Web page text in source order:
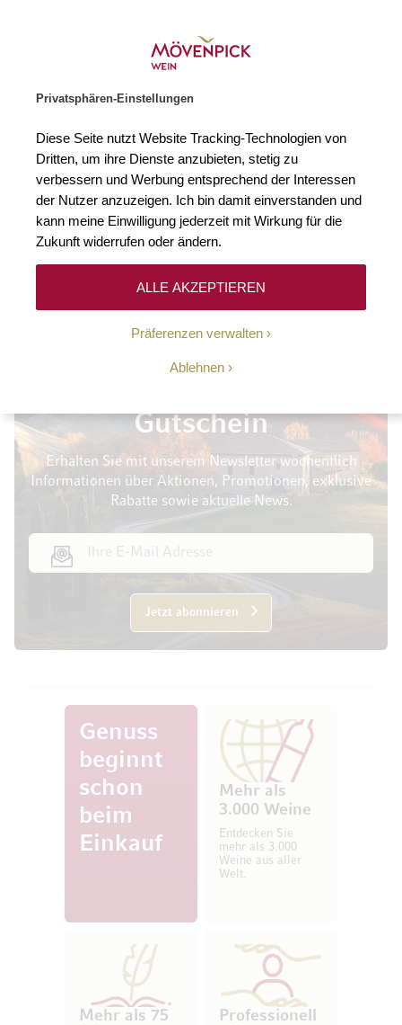
Privatsphären-Einstellungen
Diese Seite nutzt Website Tracking-Technologien von
Dritten, um ihre Dienste anzubieten, stetig zu
verbessern und Werbung entsprechend der Interessen
der Nutzer anzuzeigen. Ich bin damit einverstanden und
kann meine Einwilligung jederzeit mit Wirkung für die
Zukunft widerrufen oder ändern.
Präferenzen verwalten
Ablehnen
ALLE AKZEPTIEREN
Vereinigtes Königreich 0
Leider können wir keine passenden Produkte zu
ihrer Auswahl finden.
Gutschein
Erhalten Sie mit unserem Newsletter wöchentlich
Informationen über Aktionen, Promotionen, exklusive
Rabatte sowie aktuelle News.
Jetzt abonnieren
Genuss
beginnt
schon
beim
Einkauf
Mehr als
3.000 Weine
Entdecken Sie
mehr als 3.000
Weine aus aller
Welt.
Mehr als 75
Professionell